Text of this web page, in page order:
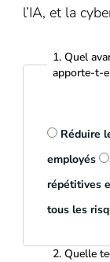
l’IA, et la
1. Quel
apporte-t-
employés
répétitives
tous les
2. Quelle